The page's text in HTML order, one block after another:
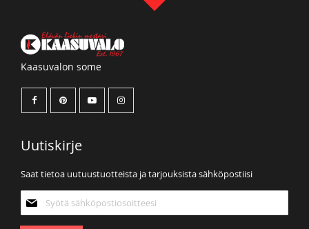
Kaasuvalon some
Uutiskirje
Saat tietoa uutuustuotteista ja tarjouksista sähköpostiisi
uutiskirjeemme: